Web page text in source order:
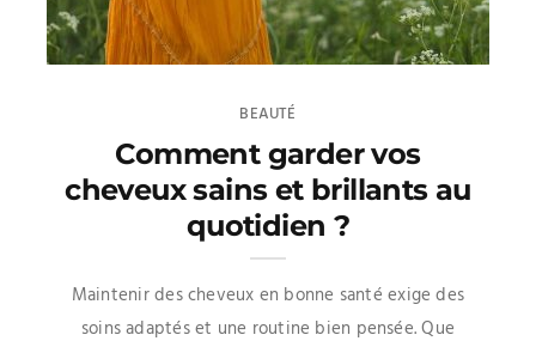
BEAUTÉ
Comment garder vos
cheveux sains et brillants au
quotidien ?
Maintenir des cheveux en bonne santé exige des
soins adaptés et une routine bien pensée. Que